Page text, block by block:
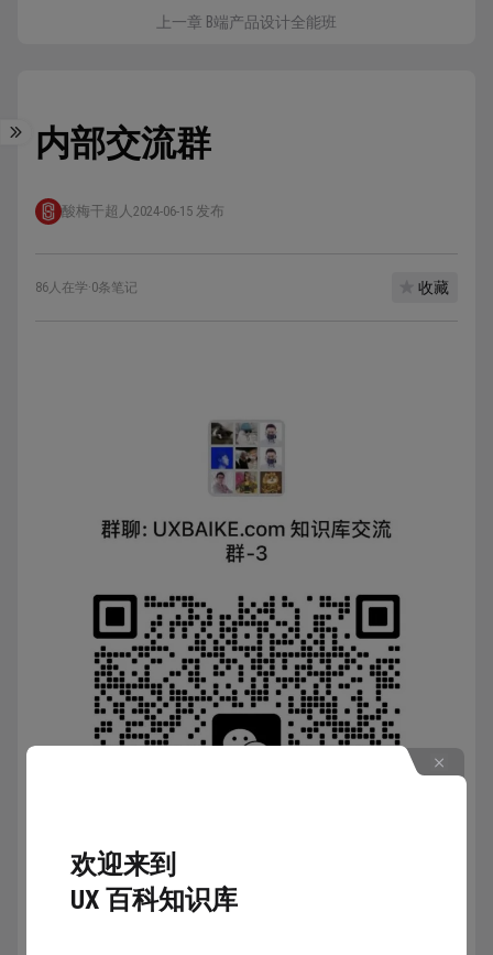
上一章 B端产品设计全能班
内部交流群
酸梅干超人 2024-06-15 发布
86人在学·0条笔记 收藏
欢迎来到
UX 百科知识库